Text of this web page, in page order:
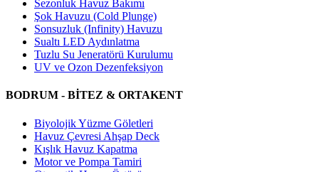
Sezonluk Havuz Bakımı
Şok Havuzu (Cold Plunge)
Sonsuzluk (Infinity) Havuzu
Sualtı LED Aydınlatma
Tuzlu Su Jeneratörü Kurulumu
UV ve Ozon Dezenfeksiyon
BODRUM - BİTEZ & ORTAKENT
Biyolojik Yüzme Göletleri
Havuz Çevresi Ahşap Deck
Kışlık Havuz Kapatma
Motor ve Pompa Tamiri